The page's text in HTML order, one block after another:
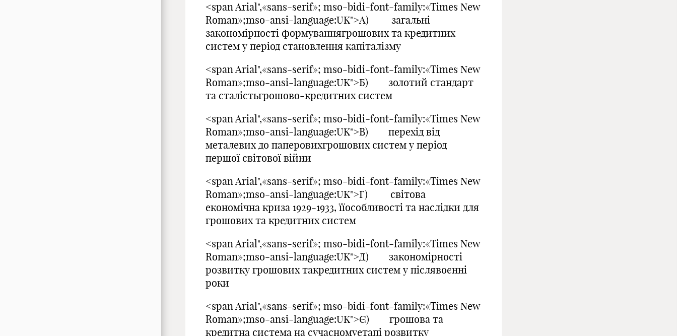
<span Arial",«sans-serif»; mso-bidi-font-family:«Times New
Roman»;mso-ansi-language:UK">А) загальні
закономірності формуваннягрошових та кредитних
систем у період становлення капіталізму
<span Arial",«sans-serif»; mso-bidi-font-family:«Times New
Roman»;mso-ansi-language:UK">Б) золотий стандарт
та сталістьгрошово-кредитних систем
<span Arial",«sans-serif»; mso-bidi-font-family:«Times New
Roman»;mso-ansi-language:UK">В) перехід від
металевих до паперовихгрошових систем у період
першої світової війни
<span Arial",«sans-serif»; mso-bidi-font-family:«Times New
Roman»;mso-ansi-language:UK">Г) світова
економічна криза 1929-1933, їїособливості та наслідки для
грошових та кредитних систем
<span Arial",«sans-serif»; mso-bidi-font-family:«Times New
Roman»;mso-ansi-language:UK">Д) закономірності
розвитку грошових такредитних систем у післявоєнні
роки
<span Arial",«sans-serif»; mso-bidi-font-family:«Times New
Roman»;mso-ansi-language:UK">Є) грошова та
кредитна система на сучасномуетапі розвитку